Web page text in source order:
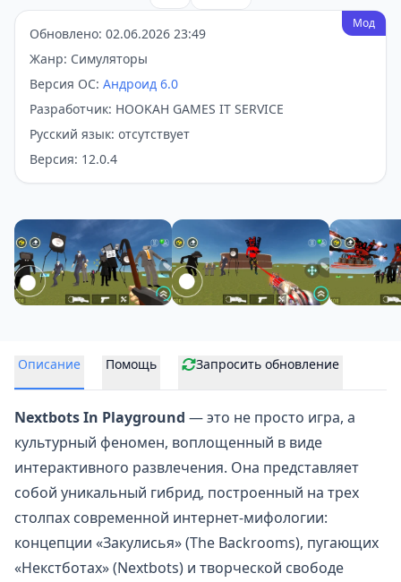
Мод
Обновлено: 02.06.2026 23:49
Жанр: Симуляторы
Версия ОС: Андроид 6.0
Разработчик: HOOKAH GAMES IT SERVICE
Русский язык: отсутствует
Версия: 12.0.4
Описание Помощь Запросить обновление
Nextbots In Playground — это не просто игра, а
культурный феномен, воплощенный в виде
интерактивного развлечения. Она представляет
собой уникальный гибрид, построенный на трех
столпах современной интернет-мифологии:
концепции «Закулисья» (The Backrooms), пугающих
«Некстботах» (Nextbots) и творческой свободе